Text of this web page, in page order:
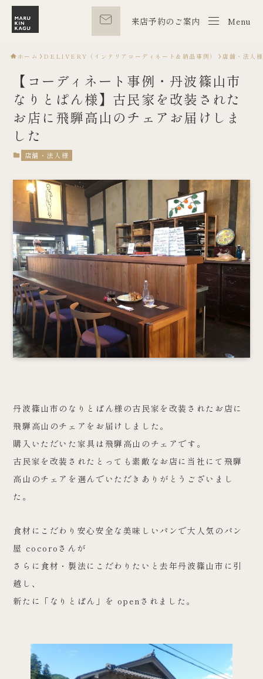
来店予約のご案内 Menu
Menu
ホーム DELIVERY（インテリアコーディネート＆納品事例） 店舗・法人様
【コーディネート事例・丹波篠山市
なりとぱん様】古民家を改装された
お店に飛騨高山のチェアお届けしま
した
店舗・法人様
丹波篠山市のなりとぱん様の古民家を改装されたお店に
飛騨高山のチェアをお届けしました。
購入いただいた家具は飛騨高山のチェアです。
古民家を改装されたとっても素敵なお店に当社にて飛騨
高山のチェアを選んでいただきありがとうございまし
た。
食材にこだわり安心安全な美味しいパンで大人気のパン
屋 cocoroさんが
さらに食材・製法にこだわりたいと去年丹波篠山市に引
越し、
新たに「なりとぱん」を openされました。